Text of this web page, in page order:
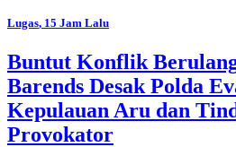
Lugas, 15 Jam Lalu
Buntut Konflik
Barends Desak Polda
Kepulauan Aru dan
Provokator